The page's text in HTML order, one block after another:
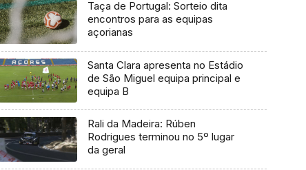
Taça de Portugal: Sorteio dita
encontros para as equipas
açorianas
Santa Clara apresenta no Estádio
de São Miguel equipa principal e
equipa B
Rali da Madeira: Rúben
Rodrigues terminou no 5º lugar
da geral